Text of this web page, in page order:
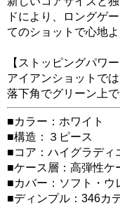
ドにより、ロングゲ
てのショットで心地
【ストッピングパワー
アイアンショットで
落下角でグリーン上
■カラー：ホワイト
■構造：３ピース
■コア：ハイグラディ
■ケース層：高弾性ケ
■カバー：ソフト・ウ
■ディンプル：346カ